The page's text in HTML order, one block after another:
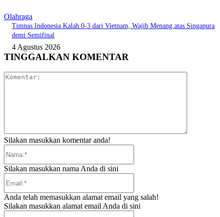
Olahraga
Timnas Indonesia Kalah 0-3 dari Vietnam, Wajib Menang atas Singapura
demi Semifinal
4 Agustus 2026
TINGGALKAN KOMENTAR
Silakan masukkan komentar anda!
Silakan masukkan nama Anda di sini
Anda telah memasukkan alamat email yang salah!
Silakan masukkan alamat email Anda di sini